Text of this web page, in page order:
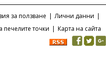
за ползване | Лични данни |
печелите точки | Карта на сайта